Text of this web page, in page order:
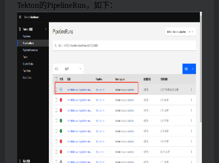
Tekton的PipelineRun，如下：